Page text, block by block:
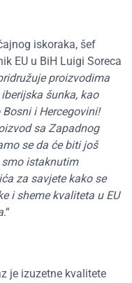
iskoraka, šef
EU u BiH Luigi Soreca
proizvodima
šunka, kao
i Hercegovini!
sa Zapadnog
se da će biti još
istaknutim
za savjete kako se
i sheme kvaliteta u EU
.“
je izuzetne kvalitete